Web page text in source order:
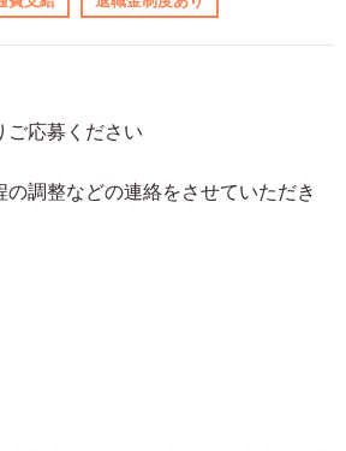
ご応募ください
の調整などの連絡をさせていただき